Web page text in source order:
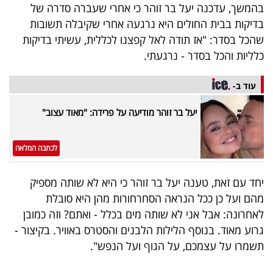
40
UNDER
40
שיתופי
פעולה
דרושים
ניוזלטרים
מייל
בהמשך, עדכנה יעל בר זוהר כי אחרי שעברה סדרה של
בדיקות בבית החולים היא נרגעה אחרי שקיבלה תשובות
שהכל בסדר: "אז תודה לאל קפצנו לכללית, עשיתי בדיקות
כלליות והכל בסדר - נרגעתי.
עוד ב-
יעל בר זוהר מודיעה על פרידה: "מאוד עצוב"
לכתבה המלאה
יחד עם זאת, טענה יעל בר זוהר כי היא לא שותה מספיק
מהם ועל כן ככל הנראה הסחרחורות מהן היא סובלת
לאחרונה: אבל אני לא שותה מים בכלל - ואתם? וזה כמובן
גרוע מאוד. בנוסף הלילות הלבנים והסטרס באוויר. בקיצור -
תשמרו על עצמכם, על הגוף ועל הנפש".